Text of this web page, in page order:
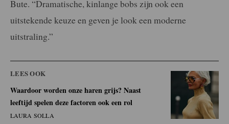
Bute. “Dramatische, kinlange bobs zijn ook een
uitstekende keuze en geven je look een moderne
uitstraling.”
LEES OOK
Waardoor worden onze haren grijs? Naast
leeftijd spelen deze factoren ook een rol
LAURA SOLLA